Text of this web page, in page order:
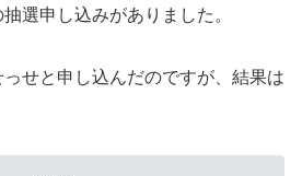
選申し込みがありました。
せと申し込んだのですが、結果は